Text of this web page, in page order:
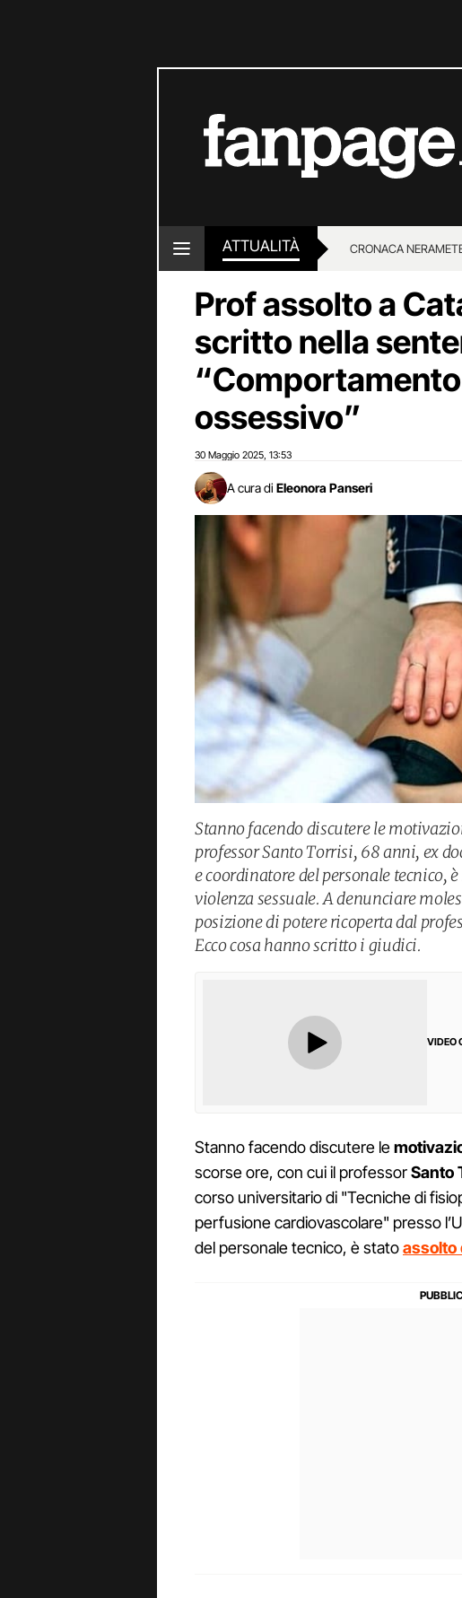
ATTUALITÀ CRONACA NERA
LOTTO E
Prof assolto a
scritto nella
ossessivo”
30 Maggio 2025 13:53
A cura di Eleonora Panseri
Stanno facendo discutere le
professor Santo Torrisi, 68 anni, ex
e coordinatore del personale tecnico,
violenza sessuale. A denunciare
posizione di potere ricoperta dal
Ecco cosa hanno scritto i giudici.
VIDEO
Stanno facendo discutere le
scorse ore, con cui il professorSanto
corso universitario di "Tecniche di
perfusione cardiovascolare" presso
del personale tecnico, è statoassolto